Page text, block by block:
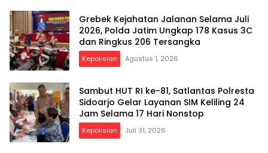
Grebek Kejahatan Jalanan Selama Juli
2026, Polda Jatim Ungkap 178 Kasus 3C
dan Ringkus 206 Tersangka
Kepolisian Agustus 1, 2026
Sambut HUT RI ke-81, Satlantas Polresta
Sidoarjo Gelar Layanan SIM Keliling 24
Jam Selama 17 Hari Nonstop
Kepolisian Juli 31, 2026